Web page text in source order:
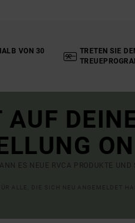
VON 30
TRETEN SIE
ES NEUE RVCA PRODUKTE UND